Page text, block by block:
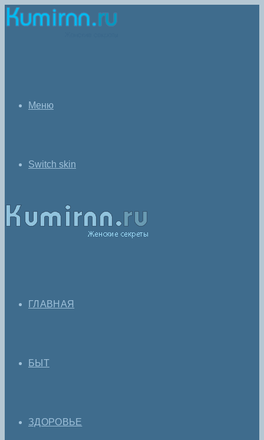
Меню
Switch skin
ГЛАВНАЯ
БЫТ
ЗДОРОВЬЕ